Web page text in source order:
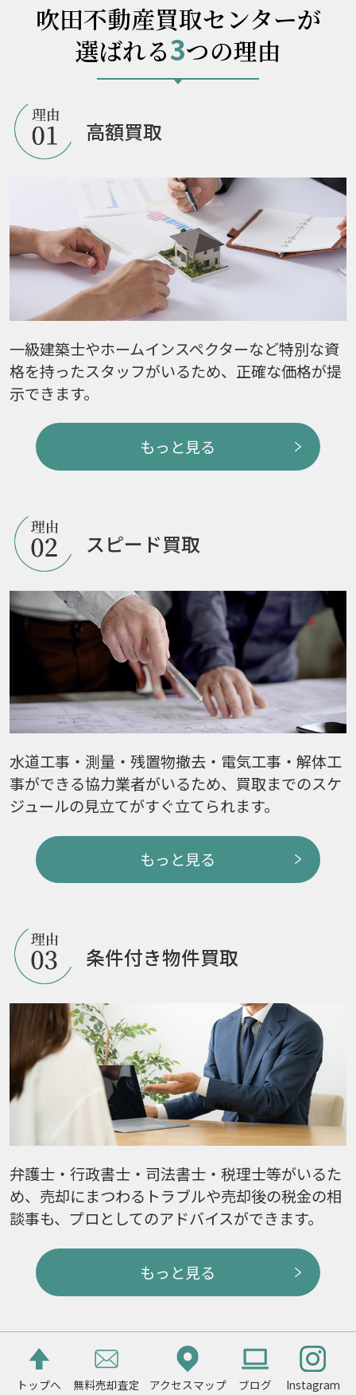
吹田不動産買取センターが
選ばれる3つの理由
高額買取
一級建築士やホームインスペクターなど特別な資
格を持ったスタッフがいるため、正確な価格が提
示できます。
もっと見る
スピード買取
水道工事・測量・残置物撤去・電気工事・解体工
事ができる協力業者がいるため、買取までのスケ
ジュールの見立てがすぐ立てられます。
もっと見る
条件付き物件買取
弁護士・行政書士・司法書士・税理士等がいるた
め、売却にまつわるトラブルや売却後の税金の相
談事も、プロとしてのアドバイスができます。
もっと見る
トップへ 無料売却査定 アクセスマップ ブログ Instagram